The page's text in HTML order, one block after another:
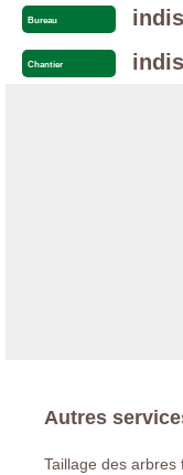
Bureau
Chantier
Autres
Taillage des arbres